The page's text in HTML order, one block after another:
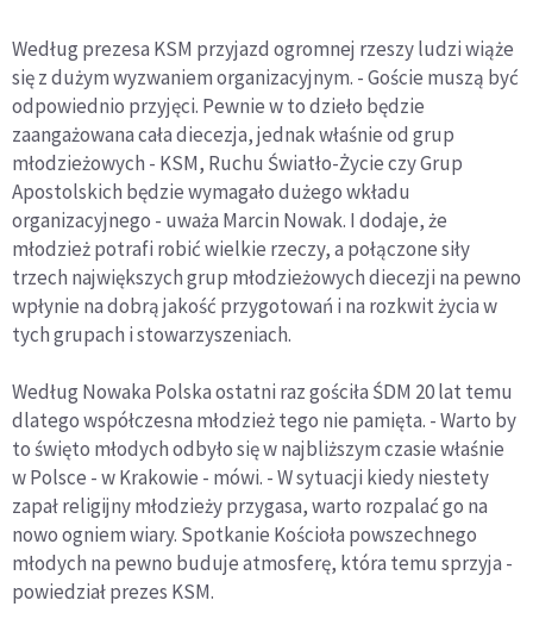
Według prezesa KSM przyjazd ogromnej rzeszy ludzi wiąże
się z dużym wyzwaniem organizacyjnym. - Goście muszą być
odpowiednio przyjęci. Pewnie w to dzieło będzie
zaangażowana cała diecezja, jednak właśnie od grup
młodzieżowych - KSM, Ruchu Światło-Życie czy Grup
Apostolskich będzie wymagało dużego wkładu
organizacyjnego - uważa Marcin Nowak. I dodaje, że
młodzież potrafi robić wielkie rzeczy, a połączone siły
trzech największych grup młodzieżowych diecezji na pewno
wpłynie na dobrą jakość przygotowań i na rozkwit życia w
tych grupach i stowarzyszeniach.
Według Nowaka Polska ostatni raz gościła ŚDM 20 lat temu
dlatego współczesna młodzież tego nie pamięta. - Warto by
to święto młodych odbyło się w najbliższym czasie właśnie
w Polsce - w Krakowie - mówi. - W sytuacji kiedy niestety
zapał religijny młodzieży przygasa, warto rozpalać go na
nowo ogniem wiary. Spotkanie Kościoła powszechnego
młodych na pewno buduje atmosferę, która temu sprzyja -
powiedział prezes KSM.